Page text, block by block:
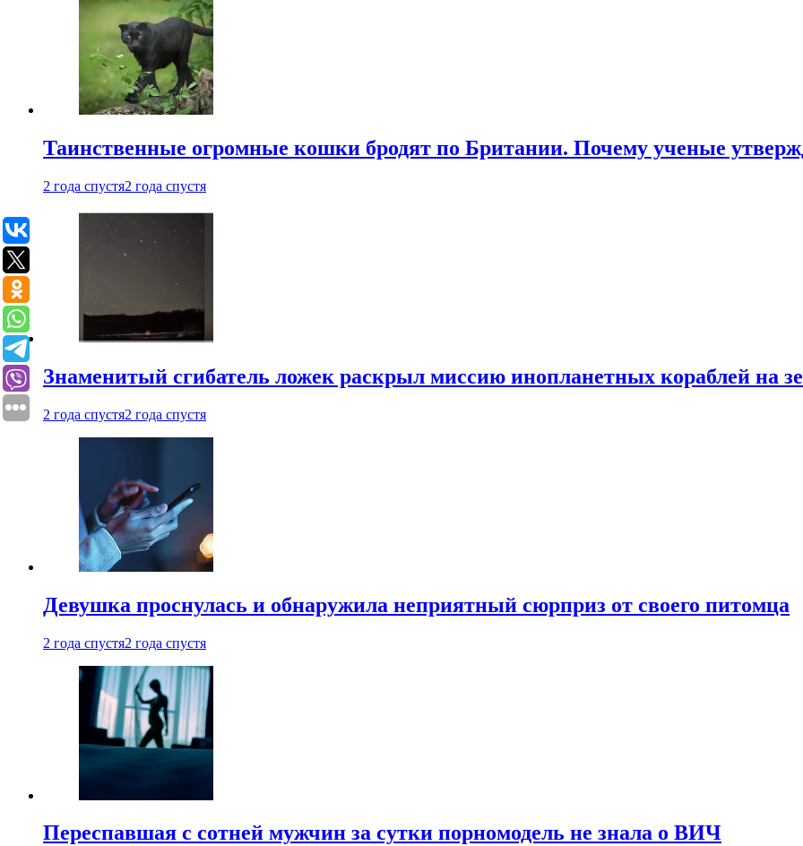
Таинственные огромные кошки бродят по Британии. Почему ученые
2 года спустя2 года спустя
Знаменитый сгибатель ложек раскрыл миссию инопланетных кораблей на
2 года спустя2 года спустя
Девушка проснулась и обнаружила неприятный сюрприз от своего питомца
2 года спустя2 года спустя
Переспавшая с сотней мужчин за сутки порномодель не знала о ВИЧ